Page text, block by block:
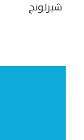
شيزلونج